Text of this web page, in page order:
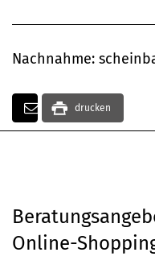
Nachnahme:
drucken
Online-